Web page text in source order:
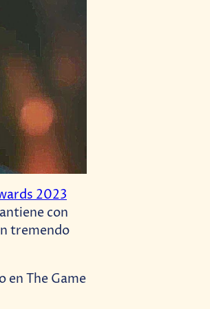
2023
con
tremendo
en The Game